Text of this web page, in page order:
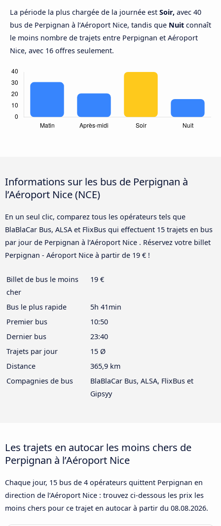
La période la plus chargée de la journée est Soir, avec 40
bus de Perpignan à l’Aéroport Nice, tandis que Nuit connaît
le moins nombre de trajets entre Perpignan et Aéroport
Nice, avec 16 offres seulement.
Informations sur les bus de Perpignan à
l’Aéroport Nice (NCE)
En un seul clic, comparez tous les opérateurs tels que
BlaBlaCar Bus, ALSA et FlixBus qui effectuent 15 trajets en bus
par jour de Perpignan à l’Aéroport Nice . Réservez votre billet
Perpignan - Aéroport Nice à partir de 19 € !
Billet de bus le moins
cher
19 €
Bus le plus rapide
5h 41min
Premier bus
10:50
Dernier bus
23:40
Trajets par jour
15 Ø
Distance
365,9 km
Compagnies de bus
BlaBlaCar Bus, ALSA, FlixBus et
Gipsyy
Les trajets en autocar les moins chers de
Perpignan à l’Aéroport Nice
Chaque jour, 15 bus de 4 opérateurs quittent Perpignan en
direction de l’Aéroport Nice : trouvez ci-dessous les prix les
moins chers pour ce trajet en autocar à partir du 08.08.2026.